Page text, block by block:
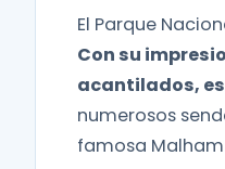
El Parque
Con su
acantilados,
numerosos
famosa